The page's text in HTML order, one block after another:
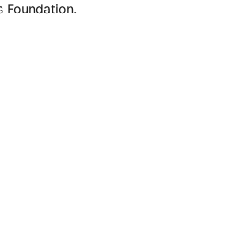
Foundation.